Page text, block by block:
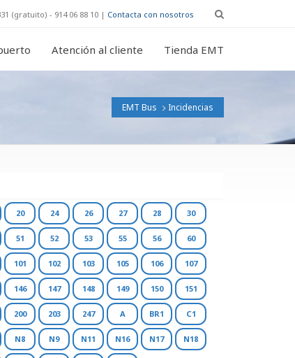
(gratuito) - 914 06 88 10 | Contacta con nosotros
Atención al cliente Tienda EMT
EMT Bus Incidencias
20 24 26 27 28 30
51 52 53 55 56 60
101 102 103 105 106 107
146 147 148 149 150 151
200 203 247 A BR1 C1
N8 N9 N11 N16 N17 N18